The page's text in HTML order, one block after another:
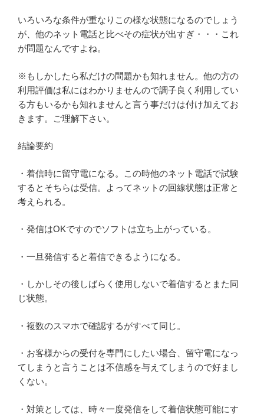
いろいろな条件が重なりこの様な状態になるのでしょう
が、他のネット電話と比べその症状が出すぎ・・・これ
が問題なんですよね。
※もしかしたら私だけの問題かも知れません。他の方の
利用評価は私にはわかりませんので調子良く利用してい
る方もいるかも知れませんと言う事だけは付け加えてお
きます。ご理解下さい。
結論要約
・着信時に留守電になる。この時他のネット電話で試験
するとそちらは受信。よってネットの回線状態は正常と
考えられる。
・発信はOKですのでソフトは立ち上がっている。
・一旦発信すると着信できるようになる。
・しかしその後しばらく使用しないで着信するとまた同
じ状態。
・複数のスマホで確認するがすべて同じ。
・お客様からの受付を専門にしたい場合、留守電になっ
てしまうと言うことは不信感を与えてしまうので好まし
くない。
・対策としては、時々一度発信をして着信状態可能にす